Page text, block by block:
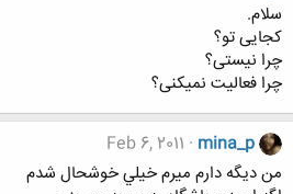
سلام.
کجایی تو؟
چرا نیستی؟
چرا فعالیت نمیکنی؟
mina_p
Feb 6, 2011
من ديگه دارم ميرم خيلي خوشحال شدم